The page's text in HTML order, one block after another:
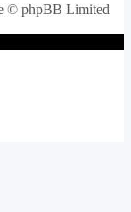
© phpBB Limited